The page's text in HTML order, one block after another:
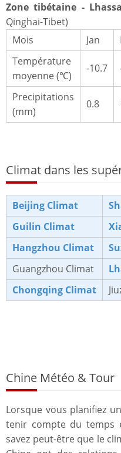
Zone tibétaine - Lhassa
Qinghai-Tibet)
Mois
Jan
Température
moyenne (℃)
-10.7
Precipitations
(mm)
0.8
Climat dans les
Beijing Climat
Guilin Climat
Hangzhou Climat
Guangzhou Climat
Chongqing Climat
Chine Météo & Tour
Lorsque vous planifiez
tenir compte du temps
savez peut-être que le